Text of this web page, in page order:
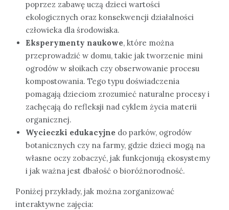
poprzez zabawę uczą dzieci wartości
ekologicznych oraz konsekwencji działalności
człowieka dla środowiska.
Eksperymenty naukowe, które można
przeprowadzić w domu, takie jak tworzenie mini
ogrodów w słoikach czy obserwowanie procesu
kompostowania. Tego typu doświadczenia
pomagają dzieciom zrozumieć naturalne procesy i
zachęcają do refleksji nad cyklem życia materii
organicznej.
Wycieczki edukacyjne do parków, ogrodów
botanicznych czy na farmy, gdzie dzieci mogą na
własne oczy zobaczyć, jak funkcjonują ekosystemy
i jak ważna jest dbałość o bioróżnorodność.
Poniżej przykłady, jak można zorganizować
interaktywne zajęcia: